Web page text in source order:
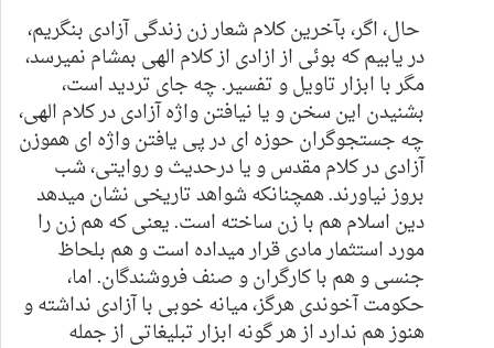
حال، اگر، بآخرین کلام شعار زن زندگی آزادی بنگریم،
در یابیم که بوئی از ازادی از کلام الهی بمشام نمیرسد،
مگر با ابزار تاویل و تفسیر. چه جای تردید است،
بشنیدن این سخن و یا نیافتن واژه آزادی در کلام الهی،
چه جستجوگران حوزه ای در پی یافتن واژه ای هموزن
آزادی در کلام مقدس و یا درحدیث و روایتی، شب
بروز نیاورند. همچنانکه شواهد تاریخی نشان میدهد
دین اسلام هم با زن ساخته است. یعنی که هم زن را
مورد استثمار مادی قرار میداده است و هم بلحاظ
جنسیو هم با کارگران و صنف فروشندگان. اما،
حکومت آخوندی هرگز، میانه خوبی با آزادی نداشته و
هنوز هم ندارد از هر گونه ابزار تبلیغاتی از جمله